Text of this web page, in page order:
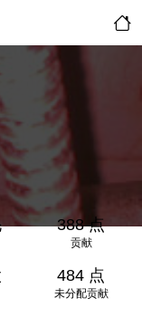
388 点
贡献
484 点
未分配贡献